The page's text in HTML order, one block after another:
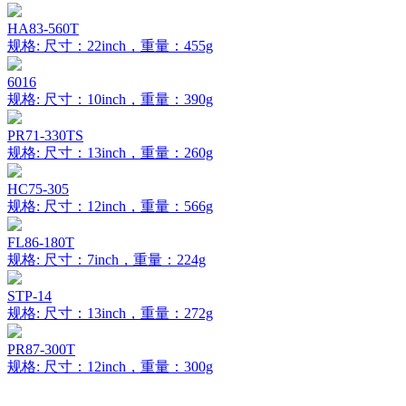
HA83-560T
规格: 尺寸：22inch，重量：455g
6016
规格: 尺寸：10inch，重量：390g
PR71-330TS
规格: 尺寸：13inch，重量：260g
HC75-305
规格: 尺寸：12inch，重量：566g
FL86-180T
规格: 尺寸：7inch，重量：224g
STP-14
规格: 尺寸：13inch，重量：272g
PR87-300T
规格: 尺寸：12inch，重量：300g